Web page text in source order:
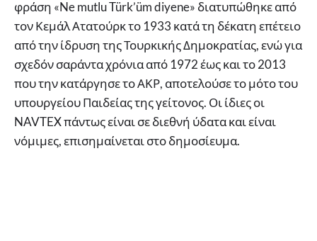
φράση «Ne mutlu Türk’üm diyene» διατυπώθηκε από
τον Κεμάλ Ατατούρκ το 1933 κατά τη δέκατη επέτειο
από την ίδρυση της Τουρκικής Δημοκρατίας, ενώ για
σχεδόν σαράντα χρόνια από 1972 έως και το 2013
που την κατάργησε το ΑΚΡ, αποτελούσε το μότο του
υπουργείου Παιδείας της γείτονος. Οι ίδιες οι
NAVTEX πάντως είναι σε διεθνή ύδατα και είναι
νόμιμες, επισημαίνεται στο δημοσίευμα.